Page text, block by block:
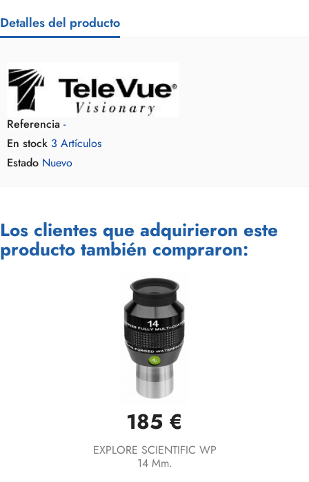
Detalles del producto
Referencia -
En stock 3 Artículos
Estado Nuevo
Los clientes que adquirieron este
producto también compraron:
185 €
EXPLORE SCIENTIFIC WP
14 Mm.